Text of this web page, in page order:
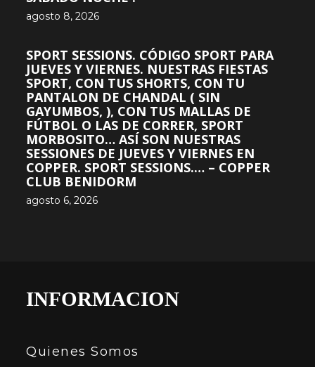
agosto 8, 2026
SPORT SESSIONS. CÓDIGO SPORT PARA
JUEVES Y VIERNES. NUESTRAS FIESTAS
SPORT, CON TUS SHORTS, CON TU
PANTALON DE CHANDAL ( SIN
GAYUMBOS, ), CON TUS MALLAS DE
FÚTBOL O LAS DE CORRER, SPORT
MORBOSITO… ASÍ SON NUESTRAS
SESSIONES DE JUEVES Y VIERNES EN
COPPER. SPORT SESSIONS.… – COPPER
CLUB BENIDORM
agosto 6, 2026
INFORMACION
Quienes Somos